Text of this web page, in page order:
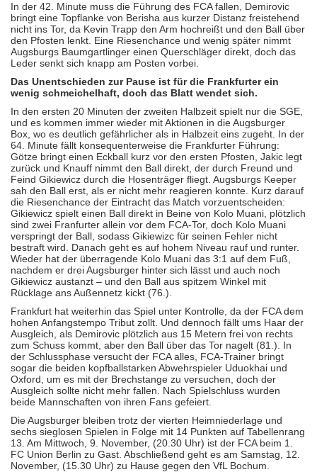
In der 42. Minute muss die Führung des FCA fallen, Demirovic
bringt eine Topflanke von Berisha aus kurzer Distanz freistehend
nicht ins Tor, da Kevin Trapp den Arm hochreißt und den Ball über
den Pfosten lenkt. Eine Riesenchance und wenig später nimmt
Augsburgs Baumgartlinger einen Querschläger direkt, doch das
Leder senkt sich knapp am Posten vorbei.
Das Unentschieden zur Pause ist für die Frankfurter ein
wenig schmeichelhaft, doch das Blatt wendet sich.
In den ersten 20 Minuten der zweiten Halbzeit spielt nur die SGE,
und es kommen immer wieder mit Aktionen in die Augsburger
Box, wo es deutlich gefährlicher als in Halbzeit eins zugeht. In der
64. Minute fällt konsequenterweise die Frankfurter Führung:
Götze bringt einen Eckball kurz vor den ersten Pfosten, Jakic legt
zurück und Knauff nimmt den Ball direkt, der durch Freund und
Feind Gikiewicz durch die Hosenträger fliegt. Augsburgs Keeper
sah den Ball erst, als er nicht mehr reagieren konnte. Kurz darauf
die Riesenchance der Eintracht das Match vorzuentscheiden:
Gikiewicz spielt einen Ball direkt in Beine von Kolo Muani, plötzlich
sind zwei Franfurter allein vor dem FCA-Tor, doch Kolo Muani
verspringt der Ball, sodass Gikiewizc für seinen Fehler nicht
bestraft wird. Danach geht es auf hohem Niveau rauf und runter.
Wieder hat der überragende Kolo Muani das 3:1 auf dem Fuß,
nachdem er drei Augsburger hinter sich lässt und auch noch
Gikiewicz austanzt – und den Ball aus spitzem Winkel mit
Rücklage ans Außennetz kickt (76.).
Frankfurt hat weiterhin das Spiel unter Kontrolle, da der FCA dem
hohen Anfangstempo Tribut zollt. Und dennoch fällt ums Haar der
Ausgleich, als Demirovic plötzlich aus 15 Metern frei von rechts
zum Schuss kommt, aber den Ball über das Tor nagelt (81.). In
der Schlussphase versucht der FCA alles, FCA-Trainer bringt
sogar die beiden kopfballstarken Abwehrspieler Uduokhai und
Oxford, um es mit der Brechstange zu versuchen, doch der
Ausgleich sollte nicht mehr fallen. Nach Spielschluss wurden
beide Mannschaften von ihren Fans gefeiert.
Die Augsburger bleiben trotz der vierten Heimniederlage und
sechs sieglosen Spielen in Folge mit 14 Punkten auf Tabellenrang
13. Am Mittwoch, 9. November, (20.30 Uhr) ist der FCA beim 1.
FC Union Berlin zu Gast. Abschließend geht es am Samstag, 12.
November, (15.30 Uhr) zu Hause gegen den VfL Bochum.